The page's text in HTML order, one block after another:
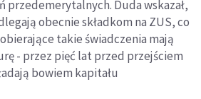
przedemerytalnych. Duda wskazał,
obecnie składkom na ZUS, co
takie świadczenia mają
- przez pięć lat przed przejściem
bowiem kapitału